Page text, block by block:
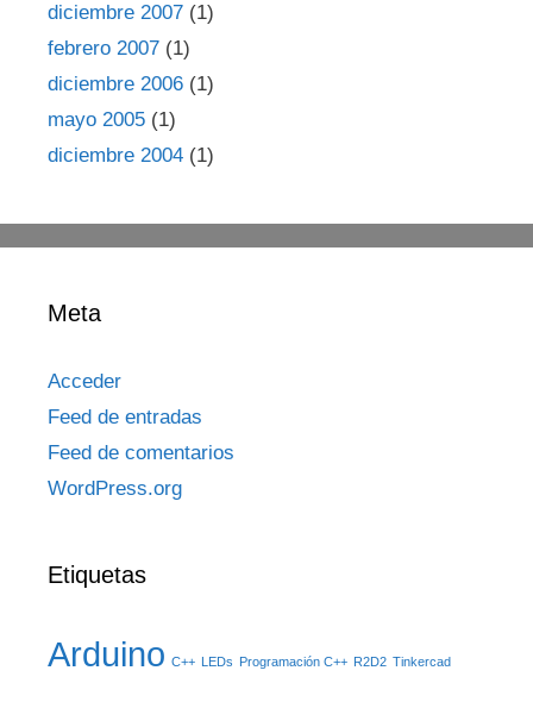
diciembre 2007 (1)
febrero 2007 (1)
diciembre 2006 (1)
mayo 2005 (1)
diciembre 2004 (1)
Meta
Acceder
Feed de entradas
Feed de comentarios
WordPress.org
Etiquetas
Arduino C++ LEDs Programación C++ R2D2 Tinkercad